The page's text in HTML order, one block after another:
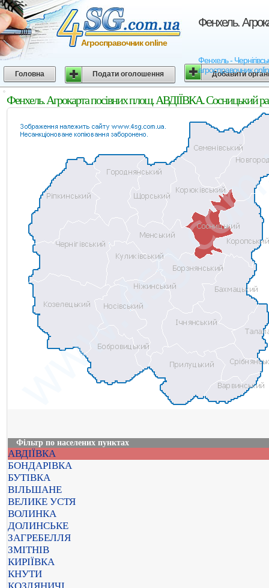
Фенхель.
Фенхель -
агросправочник
Агросправочник online
Головна Подати оголошення Добавити
Фенхель. Агрокарта посівних площ. АВДІЇВКА. Сосницький
Фільтр по населених пунктах
АВДІЇВКА
БОНДАРІВКА
БУТІВКА
ВІЛЬШАНЕ
ВЕЛИКЕ УСТЯ
ВОЛИНКА
ДОЛИНСЬКЕ
ЗАГРЕБЕЛЛЯ
ЗМІТНІВ
КИРІЇВКА
КНУТИ